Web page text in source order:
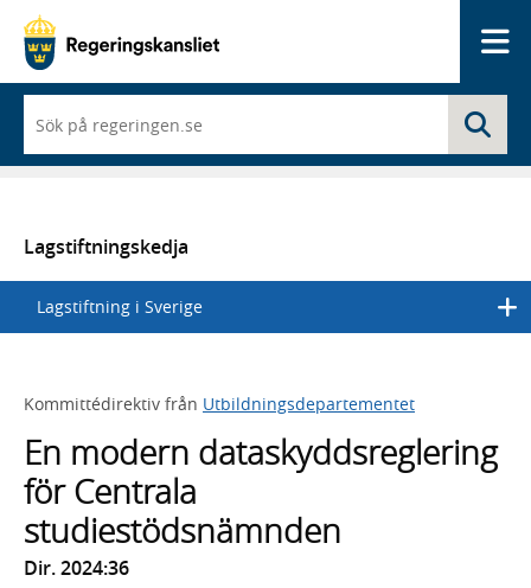
du
börjar
skriva
en
lista
med
sökförslag
Lagstiftningskedja
Lagstiftning i Sverige
Kommittédirektiv från Utbildningsdepartementet
En modern dataskyddsreglering
för Centrala
studiestödsnämnden
Dir. 2024:36